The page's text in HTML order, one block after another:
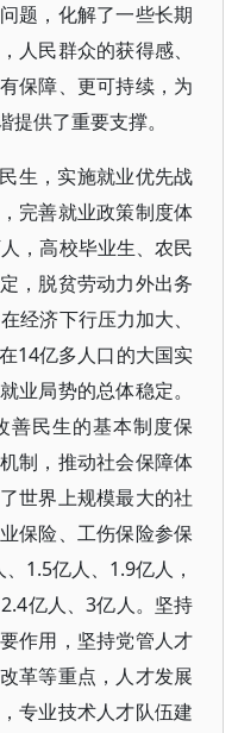
题，化解了一些长期
人民群众的获得感、
保障、更可持续，为
供了重要支撑。
生，实施就业优先战
完善就业政策制度体
，高校毕业生、农民
，脱贫劳动力外出务
经济下行压力加大、
14亿多人口的大国实
业局势的总体稳定。
善民生的基本制度保
制，推动社会保障体
世界上规模最大的社
保险、工伤保险参保
1.5亿人、1.9亿人，
亿人、3亿人。坚持
作用，坚持党管人才
革等重点，人才发展
专业技术人才队伍建